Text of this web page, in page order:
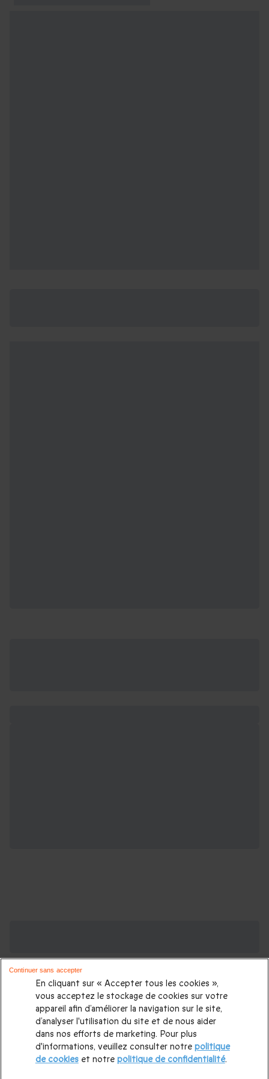
Cadeau anniversaire femme
Coffret cadeau Noël|Cadeau Noël femme|Cadeau Noël
homme|Idée cadeau Femme|Idée cadeau Homme
Cadeau Couple |Cadeaux Fête des Mères |Cadeaux Fête
des Pères|Cadeaux Saint Valentin|Cadeaux Saint Valentin
En cliquant sur « Accepter tous les cookies »,
vous acceptez le stockage de cookies sur votre
appareil afin d’améliorer la navigation sur le site,
d’analyser l'utilisation du site et de nous aider
dans nos efforts de marketing. Pour plus
d'informations, veuillez consulter notre politique
de cookieset notre politique de confidentialité.
Continuer sans accepter